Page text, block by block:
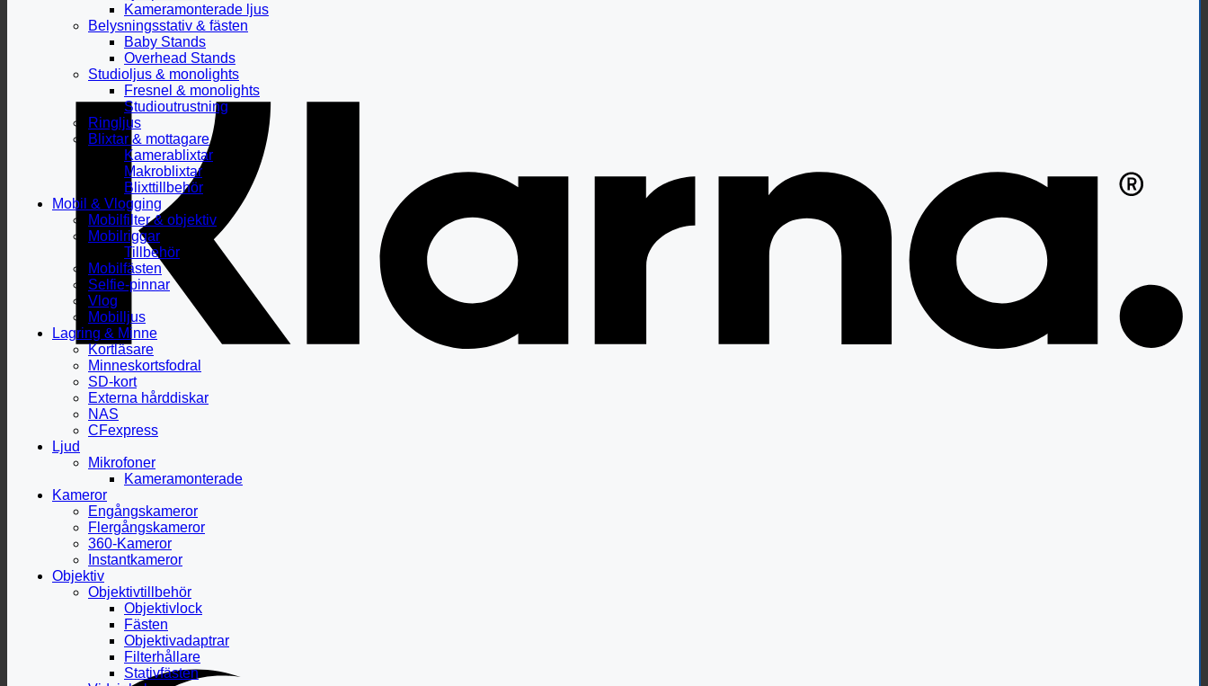
Kameramonterade ljus
Belysningsstativ & fästen
Baby Stands
Overhead Stands
Studioljus & monolights
Fresnel & monolights
Studioutrustning
Ringljus
Blixtar & mottagare
Kamerablixtar
Makroblixtar
Blixttillbehör
Mobil & Vlogging
Mobilfilter & objektiv
Mobilriggar
Tillbehör
Mobilfästen
Selfie-pinnar
Vlog
Mobilljus
Lagring & Minne
Kortläsare
Minneskortsfodral
SD-kort
Externa hårddiskar
NAS
CFexpress
Ljud
Mikrofoner
Kameramonterade
Kameror
Engångskameror
Flergångskameror
360-Kameror
Instantkameror
Objektiv
Objektivtillbehör
Objektivlock
Fästen
Objektivadaptrar
Filterhållare
Stativfästen